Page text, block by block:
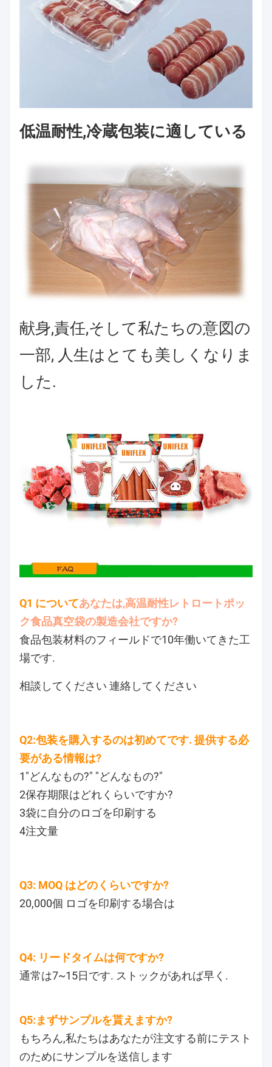
低温耐性,冷蔵包装に適している
献身,責任,そして私たちの意図の
一部, 人生はとても美しくなりま
した.
Q1 についてあなたは,高温耐性レトロートポッ
ク食品真空袋の製造会社ですか?
食品包装材料のフィールドで10年働いてきた工
場です.
相談してください 連絡してください
Q2:包装を購入するのは初めてです. 提供する必
要がある情報は?
1"どんなもの?" "どんなもの?"
2保存期限はどれくらいですか?
3袋に自分のロゴを印刷する
4注文量
Q3: MOQ はどのくらいですか?
20,000個 ロゴを印刷する場合は
Q4: リードタイムは何ですか?
通常は7~15日です. ストックがあれば早く.
Q5:まずサンプルを貰えますか?
もちろん,私たちはあなたが注文する前にテスト
のためにサンプルを送信します